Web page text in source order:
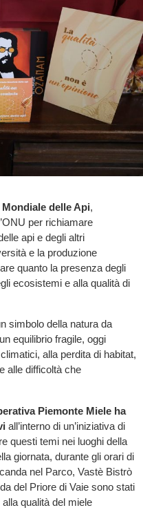
delle Api,
per richiamare
api e degli altri
e la produzione
quanto la presenza degli
ecosistemi e alla qualità di
simbolo della natura da
equilibrio fragile, oggi
alla perdita di habitat,
alle difficoltà che
Piemonte Miele ha
all’interno di un’iniziativa di
questi temi nei luoghi della
giornata, durante gli orari di
nel Parco, Vastè Bistrò
del Priore di Vaie sono stati
qualità del miele